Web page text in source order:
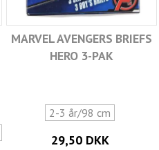
MARVEL AVENGERS BRIEFS
HERO 3-PAK
2-3 år/98 cm
29,50 DKK